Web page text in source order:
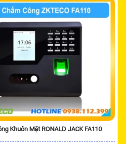
Khuôn Mặt RONALD JACK FA110